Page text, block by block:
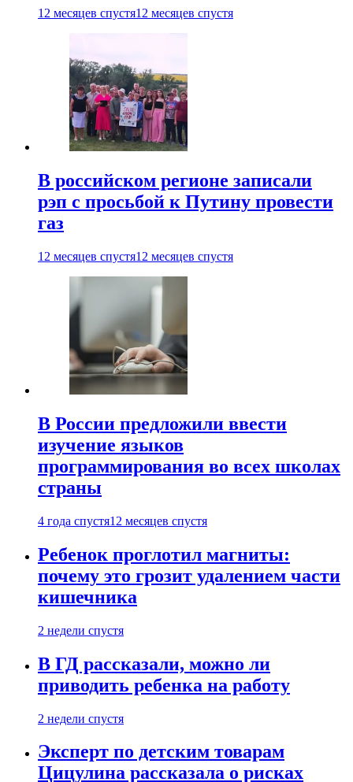
12 месяцев спустя12 месяцев спустя
В российском регионе записали
рэп с просьбой к Путину провести
газ
12 месяцев спустя12 месяцев спустя
В России предложили ввести
изучение языков
программирования во всех школах
страны
4 года спустя12 месяцев спустя
Ребенок проглотил магниты:
почему это грозит удалением части
кишечника
2 недели спустя
В ГД рассказали, можно ли
приводить ребенка на работу
2 недели спустя
Эксперт по детским товарам
Цицулина рассказала о рисках